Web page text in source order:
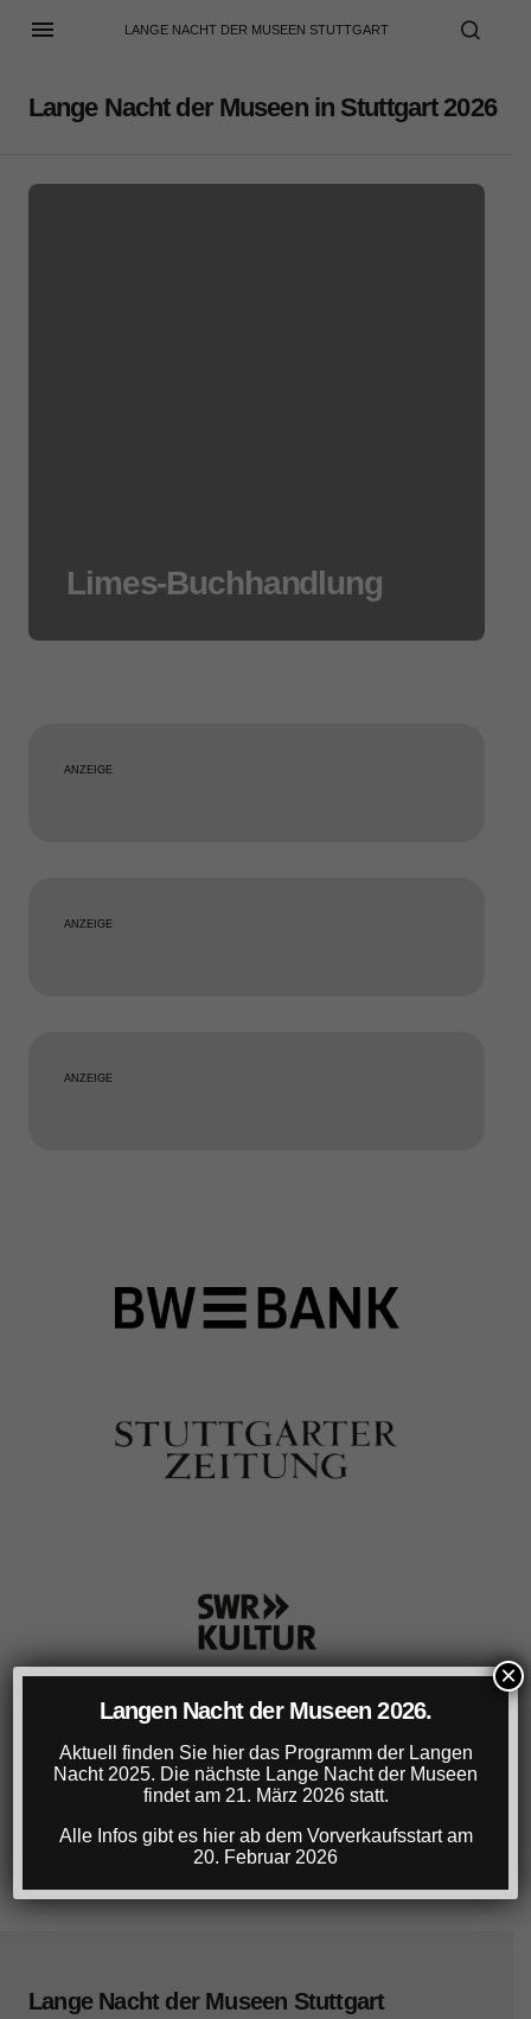
LANGE NACHT DER MUSEEN STUTTGART
Lange Nacht der Museen in Stuttgart 2026
Limes-Buchhandlung
ANZEIGE
ANZEIGE
ANZEIGE
Lange Nacht der Museen Stuttgart
Langen Nacht der Museen 2026.
Aktuell finden Sie hier das Programm der Langen
Nacht 2025. Die nächste Lange Nacht der Museen
findet am 21. März 2026 statt.
Alle Infos gibt es hier ab dem Vorverkaufsstart am
20. Februar 2026
×